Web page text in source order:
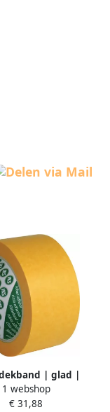
| glad |
| lengte 50 m |
50 mm | wiel | 3
1 webshop
€ 31,88